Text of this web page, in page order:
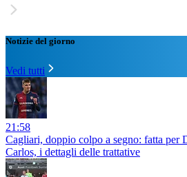
Notizie del giorno
Vedi tutti
21:58
Cagliari, doppio colpo a segno: fatta per
Carlos, i dettagli delle trattative